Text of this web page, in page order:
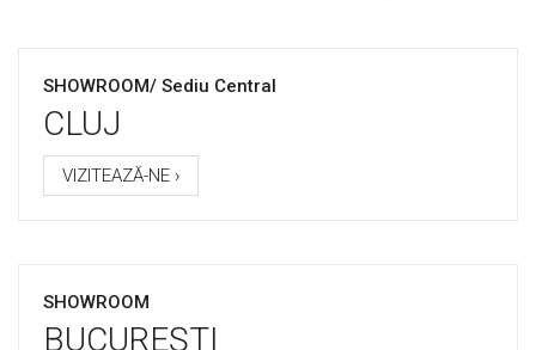
SHOWROOM/ Sediu Central
CLUJ
VIZITEAZĂ-NE ›
SHOWROOM
BUCUREȘTI